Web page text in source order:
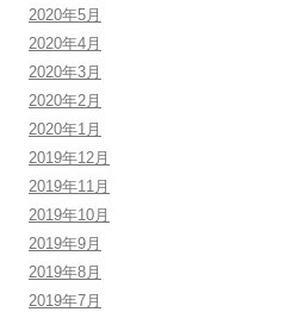
2020年5月
2020年4月
2020年3月
2020年2月
2020年1月
2019年12月
2019年11月
2019年10月
2019年9月
2019年8月
2019年7月